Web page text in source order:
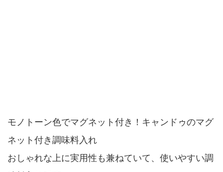
モノトーン色でマグネット付き！キャンドゥのマグ
ネット付き調味料入れ
おしゃれな上に実用性も兼ねていて、使いやすい調